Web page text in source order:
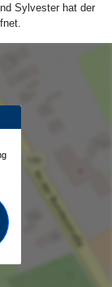
Sylvester hat der